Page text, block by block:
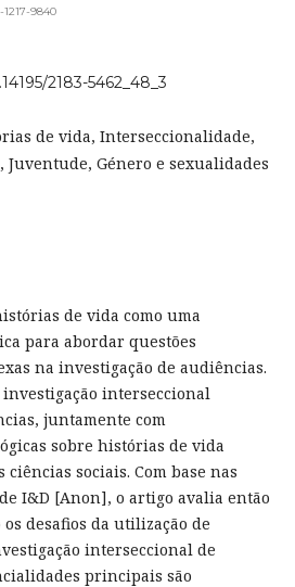
9840
2183-5462_48_3
de vida, Interseccionalidade,
Juventude, Género e sexualidades
de vida como uma
para abordar questões
na investigação de audiências.
interseccional
juntamente com
sobre histórias de vida
sociais. Com base nas
I&D [Anon], o artigo avalia então
desafios da utilização de
interseccional de
principais são